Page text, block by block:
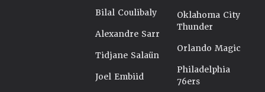
Bilal Coulibaly
Alexandre Sarr
Tidjane Salaün
Joel Embiid
Oklahoma City
Thunder
Orlando Magic
Philadelphia
76ers